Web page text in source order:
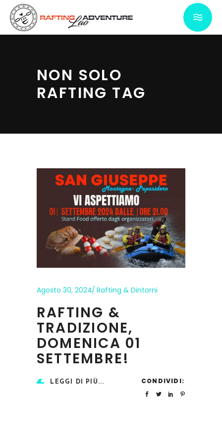
NON SOLO
RAFTING TAG
Agosto 30, 2024 Rafting & Dintorni
RAFTING &
TRADIZIONE,
DOMENICA 01
SETTEMBRE!
LEGGI DI PIÙ... CONDIVIDI: